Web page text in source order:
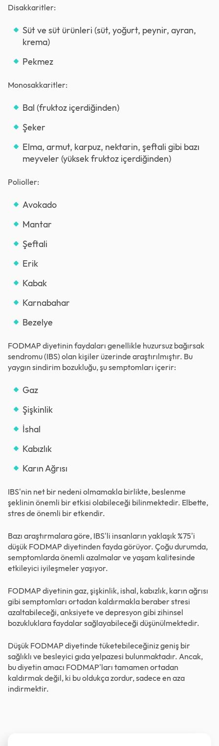
Disakkaritler:
Süt ve süt ürünleri (süt, yoğurt, peynir, ayran,
krema)
Pekmez
Monosakkaritler:
Bal (fruktoz içerdiğinden)
Şeker
Elma, armut, karpuz, nektarin, şeftali gibi bazı
meyveler (yüksek fruktoz içerdiğinden)
Polioller:
Avokado
Mantar
Şeftali
Erik
Kabak
Karnabahar
Bezelye
FODMAP diyetinin faydaları genellikle huzursuz bağırsak
sendromu (IBS) olan kişiler üzerinde araştırılmıştır. Bu
yaygın sindirim bozukluğu, şu semptomları içerir:
Gaz
Şişkinlik
İshal
Kabızlık
Karın Ağrısı
IBS'nin net bir nedeni olmamakla birlikte, beslenme
şeklinin önemli bir etkisi olabileceği bilinmektedir. Elbette,
stres de önemli bir etkendir.
Bazı araştırmalara göre, IBS'li insanların yaklaşık %75'i
düşük FODMAP diyetinden fayda görüyor. Çoğu durumda,
semptomlarda önemli azalmalar ve yaşam kalitesinde
etkileyici iyileşmeler yaşıyor.
FODMAP diyetinin gaz, şişkinlik, ishal, kabızlık, karın ağrısı
gibi semptomları ortadan kaldırmakla beraber stresi
azaltabileceği, anksiyete ve depresyon gibi zihinsel
bozukluklara faydalar sağlayabileceği düşünülmektedir.
Düşük FODMAP diyetinde tüketebileceğiniz geniş bir
sağlıklı ve besleyici gıda yelpazesi bulunmaktadır. Ancak,
bu diyetin amacı FODMAP'ları tamamen ortadan
kaldırmak değil, ki bu oldukça zordur, sadece en aza
indirmektir.